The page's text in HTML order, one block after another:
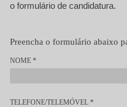
o formulário de candidatura.
Preencha o formulário abaixo
NOME *
TELEFONE/TELEMÓVEL *